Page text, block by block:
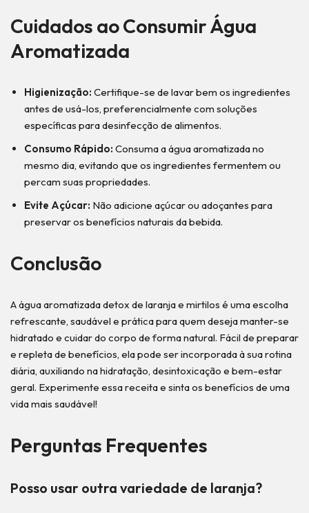
Cuidados ao Consumir Água
Aromatizada
Higienização: Certifique-se de lavar bem os ingredientes
antes de usá-los, preferencialmente com soluções
específicas para desinfecção de alimentos.
Consumo Rápido: Consuma a água aromatizada no
mesmo dia, evitando que os ingredientes fermentem ou
percam suas propriedades.
Evite Açúcar: Não adicione açúcar ou adoçantes para
preservar os benefícios naturais da bebida.
Conclusão
A água aromatizada detox de laranja e mirtilos é uma escolha
refrescante, saudável e prática para quem deseja manter-se
hidratado e cuidar do corpo de forma natural. Fácil de preparar
e repleta de benefícios, ela pode ser incorporada à sua rotina
diária, auxiliando na hidratação, desintoxicação e bem-estar
geral. Experimente essa receita e sinta os benefícios de uma
vida mais saudável!
Perguntas Frequentes
Posso usar outra variedade de laranja?